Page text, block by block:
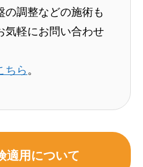
の調整などの施術も
気軽にお問い合わせ
ちら 。
適用について